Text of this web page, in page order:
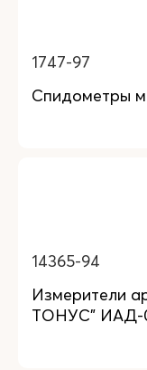
1747-97
Спидометры
14365-94
Измерители
ТОНУС" ИАД-